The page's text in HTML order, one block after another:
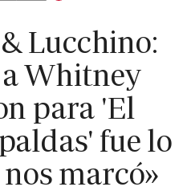
Lucchino:
Whitney
para 'El
fue lo
marcó»